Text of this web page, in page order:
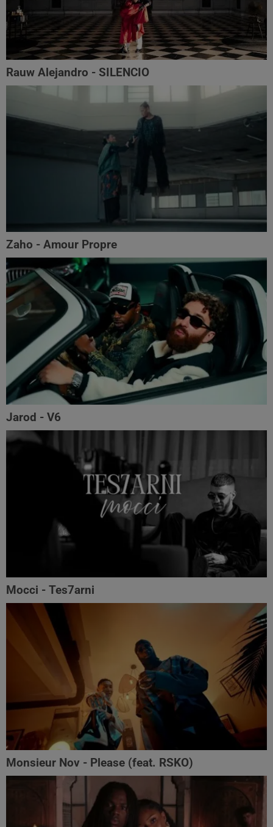
Rauw Alejandro - SILENCIO
Zaho - Amour Propre
Jarod - V6
Mocci - Tes7arni
Monsieur Nov‬ - Please (feat. RSKO)